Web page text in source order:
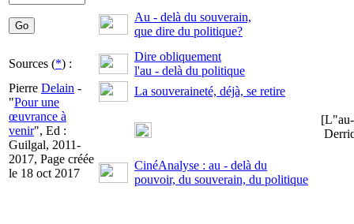
Au - delà du souverain,
que dire du politique?
Sources (*) :
Dire obliquement
l'au - delà du politique
Pierre Delain -
"Pour une
œuvrance à
venir", Ed :
Guilgal, 2011-
2017, Page créée
le 18 oct 2017
La souveraineté, déjà, se retire
CinéAnalyse : au - delà du
pouvoir, du souverain, du politique